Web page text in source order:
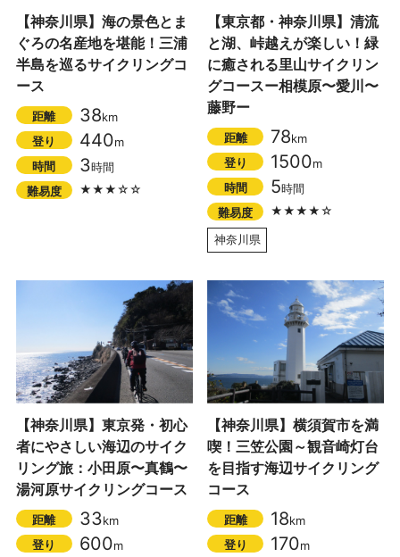
【神奈川県】海の景色とま
ぐろの名産地を堪能！三浦
半島を巡るサイクリングコ
ース
距離 38km
登り
440m
時間
3時間
難易度
★★★☆☆
【東京都・神奈川県】清流
と湖、峠越えが楽しい！緑
に癒される里山サイクリン
グコースー相模原〜愛川〜
藤野ー
距離 78km
登り
1500m
時間
5時間
難易度
★★★★☆
神奈川県
【神奈川県】東京発・初心
者にやさしい海辺のサイク
リング旅：小田原〜真鶴〜
湯河原サイクリングコース
距離 33km
登り
600m
【神奈川県】横須賀市を満
喫！三笠公園～観音崎灯台
を目指す海辺サイクリング
コース
距離 18km
登り
170m